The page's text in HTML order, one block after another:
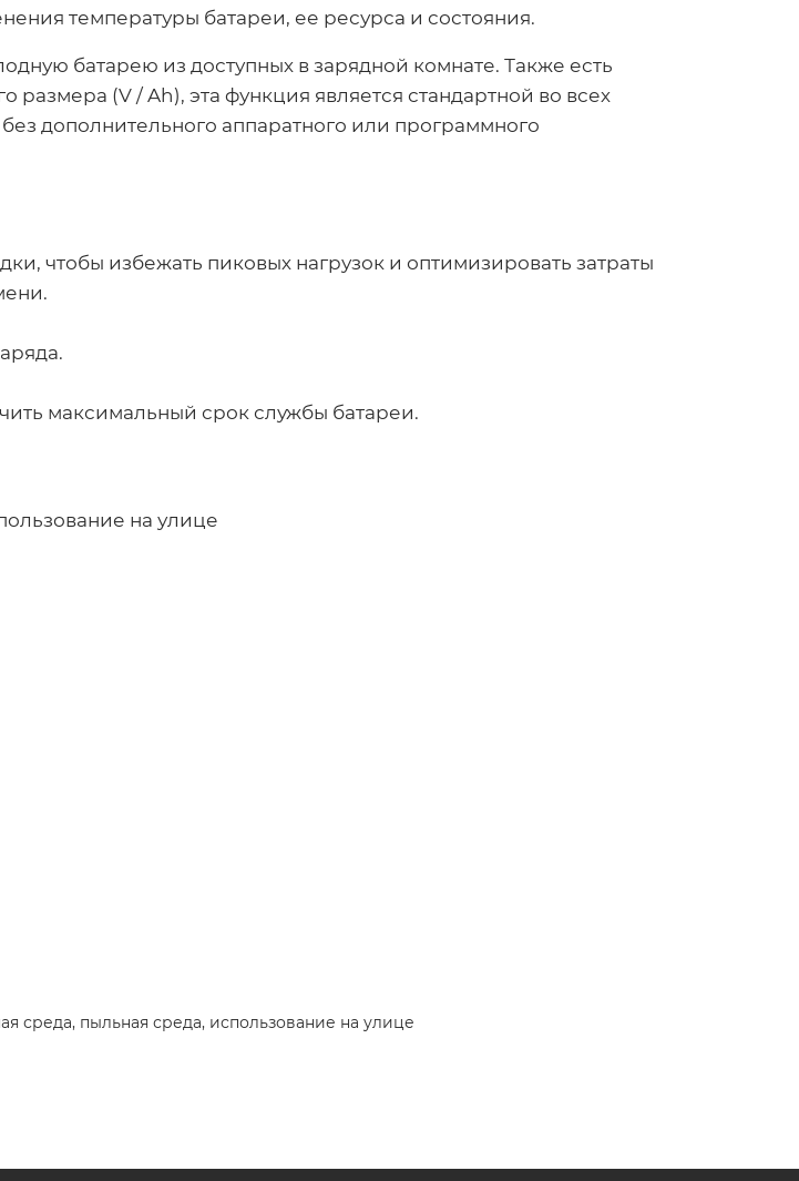
температуры батареи, ее ресурса и состояния.
батарею из доступных в зарядной комнате. Также есть
размера (V / Ah), эта функция является стандартной во всех
дополнительного аппаратного или программного
чтобы избежать пиковых нагрузок и оптимизировать затраты
максимальный срок службы батареи.
на улице
среда, пыльная среда, использование на улице